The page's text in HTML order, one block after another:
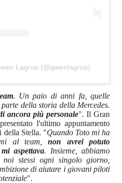
Lagrue (@gwenlagrue)
. Un paio di anni fa, quelle
della storia della Mercedes.
ancora più personale". Il Gran
l'ultimo appuntamento
della Stella. "Quando Toto mi ha
al team,non avrei potuto
aspettava. Insieme, abbiamo
stessi ogni singolo giorno,
di aiutare i giovani piloti
".